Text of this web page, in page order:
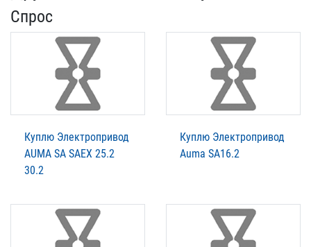
Спрос
Куплю Электропривод
AUMA SA SAEX 25.2
30.2
Куплю Электропривод
Auma SA16.2